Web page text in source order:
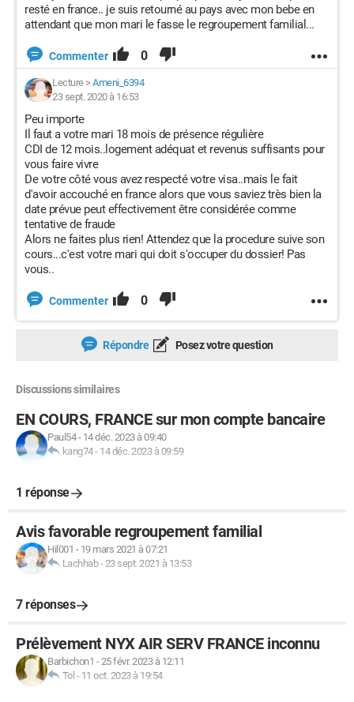
resté en france.. je suis retourné au pays avec mon bebe en
attendant que mon mari le fasse le regroupement familial...
Commenter 0
Lecture> Ameni_6394
23 sept. 2020 à 16:53
Peu importe
Il faut a votre mari 18 mois de présence régulière
CDI de 12 mois..logement adéquat et revenus suffisants pour
vous faire vivre
De votre côté vous avez respecté votre visa..mais le fait
d'avoir accouché en france alors que vous saviez très bien la
date prévue peut effectivement être considérée comme
tentative de fraude
Alors ne faites plus rien! Attendez que la procedure suive son
cours...c'est votre mari qui doit s'occuper du dossier! Pas
vous..
Commenter 0
Répondre Posez votre question
Discussions similaires
EN COURS, FRANCE sur mon compte bancaire
Paul54- 14 déc. 2023 à 09:40
kang74- 14 déc. 2023 à 09:59
1 réponse
Avis favorable regroupement familial
Hil001 - 19 mars 2021 à 07:21
Lachhab-23 sept. 2021 à 13:53
7 réponses
Prélèvement NYX AIR SERV FRANCE inconnu
Barbichon1 -25 févr. 2023 à 12:11
Tol - 11 oct. 2023 à 19:54